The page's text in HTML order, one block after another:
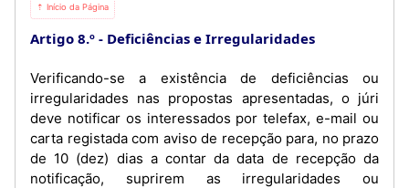
⇡ Início da Página
Artigo 8.º Deficiências e Irregularidades
Verificando-se a existência de deficiências ou
irregularidades nas propostas apresentadas, o júri
deve notificar os interessados por telefax, e-mail ou
carta registada com aviso de recepção para, no prazo
de 10 (dez) dias a contar da data de recepção da
notificação, suprirem as irregularidades ou